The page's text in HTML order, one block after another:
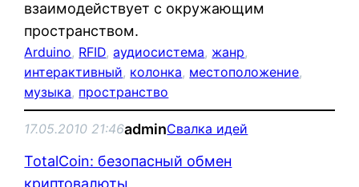
взаимодействует с окружающим
пространством.
Arduino, RFID, аудиосистема, жанр
интерактивный, колонка, местоположение
музыка, пространство
17.05.2010 21:46adminСвалка идей
TotalCoin: безопасный обмен
криптовалюты